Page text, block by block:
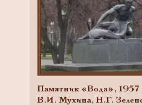
Памятник «Вода», 1957
В.И. Мухина, Н.Г.